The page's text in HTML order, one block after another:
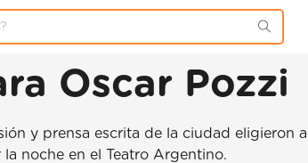
Oscar Pozzi
y prensa escrita de la ciudad
noche en el Teatro Argentino.